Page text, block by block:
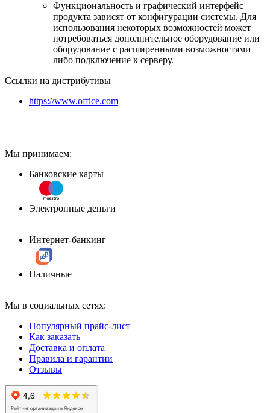
Функциональность и графический интерфейс
продукта зависят от конфигурации системы. Для
использования некоторых возможностей может
потребоваться дополнительное оборудование или
оборудование с расширенными возможностями
либо подключение к серверу.
Ссылки на дистрибутивы
https://www.office.com
Мы принимаем:
Банковские карты
Электронные деньги
Интернет-банкинг
Наличные
Мы в социальных сетях:
Популярный прайс-лист
Как заказать
Доставка и оплата
Правила и гарантии
Отзывы